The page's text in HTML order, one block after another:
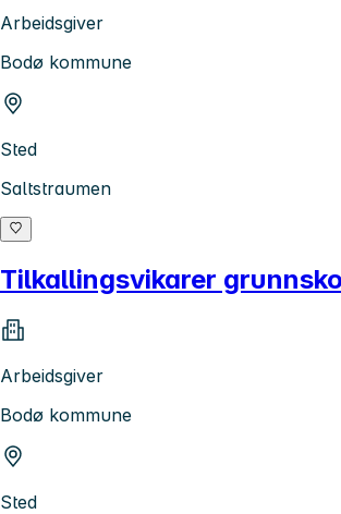
Arbeidsgiver
Bodø kommune
Sted
Saltstraumen
Tilkallingsvikarer
Arbeidsgiver
Bodø kommune
Sted